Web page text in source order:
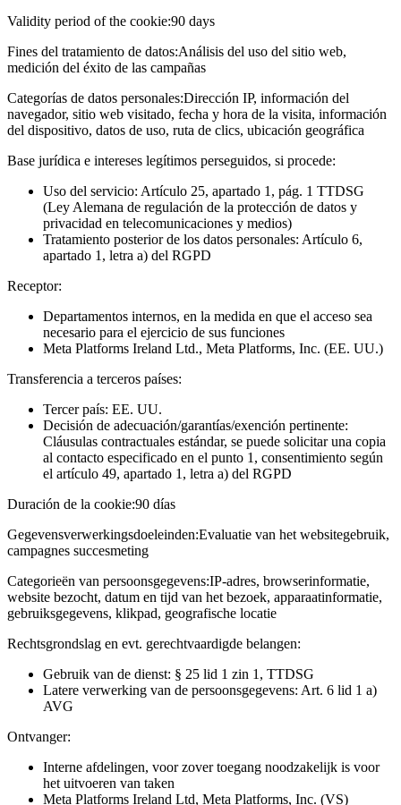
Validity period of the cookie:90 days
Fines del tratamiento de datos:Análisis del uso del sitio web,
medición del éxito de las campañas
Categorías de datos personales:Dirección IP, información del
navegador, sitio web visitado, fecha y hora de la visita, información
del dispositivo, datos de uso, ruta de clics, ubicación geográfica
Base jurídica e intereses legítimos perseguidos, si procede:
Uso del servicio: Artículo 25, apartado 1, pág. 1 TTDSG
(Ley Alemana de regulación de la protección de datos y
privacidad en telecomunicaciones y medios)
Tratamiento posterior de los datos personales: Artículo 6,
apartado 1, letra a) del RGPD
Receptor:
Departamentos internos, en la medida en que el acceso sea
necesario para el ejercicio de sus funciones
Meta Platforms Ireland Ltd., Meta Platforms, Inc. (EE. UU.)
Transferencia a terceros países:
Tercer país: EE. UU.
Decisión de adecuación/garantías/exención pertinente:
Cláusulas contractuales estándar, se puede solicitar una copia
al contacto especificado en el punto 1, consentimiento según
el artículo 49, apartado 1, letra a) del RGPD
Duración de la cookie:90 días
Gegevensverwerkingsdoeleinden:Evaluatie van het websitegebruik,
campagnes succesmeting
Categorieën van persoonsgegevens:IP-adres, browserinformatie,
website bezocht, datum en tijd van het bezoek, apparaatinformatie,
gebruiksgegevens, klikpad, geografische locatie
Rechtsgrondslag en evt. gerechtvaardigde belangen:
Gebruik van de dienst: § 25 lid 1 zin 1, TTDSG
Latere verwerking van de persoonsgegevens: Art. 6 lid 1 a)
AVG
Ontvanger:
Interne afdelingen, voor zover toegang noodzakelijk is voor
het uitvoeren van taken
Meta Platforms Ireland Ltd, Meta Platforms, Inc. (VS)